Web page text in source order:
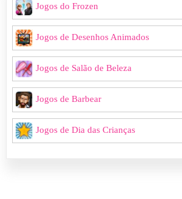
Jogos do Frozen
Jogos de Desenhos Animados
Jogos de Salão de Beleza
Jogos de Barbear
Jogos de Dia das Crianças